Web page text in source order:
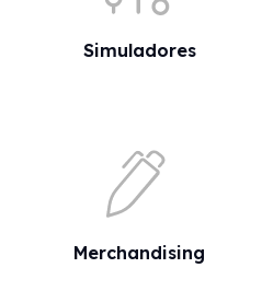
Simuladores
Merchandising